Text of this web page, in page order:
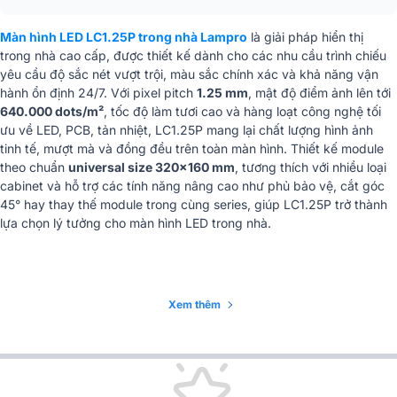
Tuổi thọ ≥ 100.000 giờ
Kích thước module (R
× C × D)
320 × 160 × 16,6 mm
Trọng lượng module 0,48 ± 0,02 kg
Nhiệt độ / Độ ẩm làm
việc
–20 ℃ ~ 45 ℃ / 10 % ~ 80 % RH
(không ngưng tụ)
Nhiệt độ / Độ ẩm lưu
–20 ℃ ~ 50 ℃ / 10 % ~ 65 % RH
Trường Học, Màn Hình Led Phòng
Màn hình LED LC1.25Ptrong nhà Lampro là giải pháp hiển thị
trong nhà cao cấp, được thiết kế dành cho các nhu cầu trình chiếu
yêu cầu độ sắc nét vượt trội, màu sắc chính xác và khả năng vận
hành ổn định 24/7. Với pixel pitch 1.25 mm, mật độ điểm ảnh lên tới
640.000 dots/m², tốc độ làm tươi cao và hàng loạt công nghệ tối
ưu về LED, PCB, tản nhiệt, LC1.25P mang lại chất lượng hình ảnh
tinh tế, mượt mà và đồng đều trên toàn màn hình. Thiết kế module
theo chuẩn universal size 320×160 mm, tương thích với nhiều loại
cabinet và hỗ trợ các tính năng nâng cao như phủ bảo vệ, cắt góc
45° hay thay thế module trong cùng series, giúp LC1.25P trở thành
lựa chọn lý tưởng cho màn hình LED trong nhà.
Xem thêm